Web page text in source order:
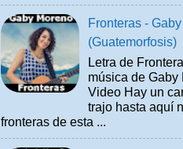
Fronteras -
(Guatemorfosis)
Letra de
música de Gaby
Video Hay un
trajo hasta aquí
fronteras de esta ...